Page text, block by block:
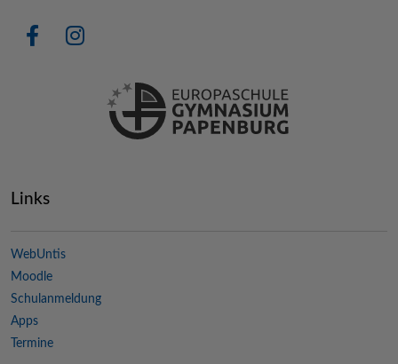
Links
WebUntis
Moodle
Schulanmeldung
Apps
Termine